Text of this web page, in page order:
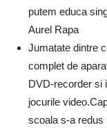
putem educa
Aurel Rapa
Jumatate dintre
complet de
DVD-recorder si
jocurile
scoala s-a redus